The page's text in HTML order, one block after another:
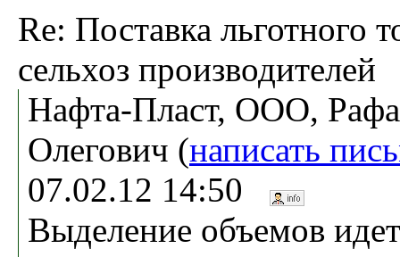
Re: Поставка льготного
сельхоз производителей
Нафта-Пласт, ООО,
Олегович (написать
07.02.12 14:50
Выделение объемов